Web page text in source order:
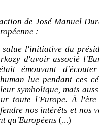
de José Manuel
:
salue l'initiative du
d'avoir associé
émouvant
lue pendant ces
symbolique, mais
toute l'Europe. À
nos intérêts et nos
qu'Européens (...)